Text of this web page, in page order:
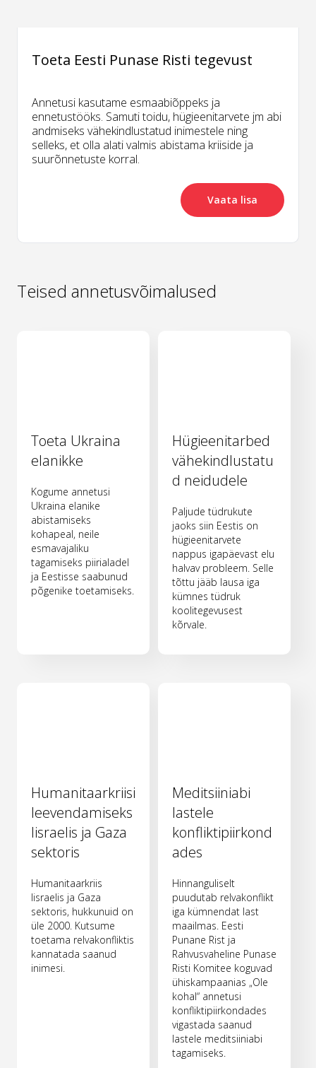
Toeta Eesti Punase Risti tegevust
Annetusi kasutame esmaabiõppeks ja
ennetustööks. Samuti toidu, hügieenitarvete jm abi
andmiseks vähekindlustatud inimestele ning
selleks, et olla alati valmis abistama kriiside ja
suurõnnetuste korral.
Vaata lisa
Teised annetusvõimalused
Toeta Ukraina
elanikke
Kogume annetusi
Ukraina elanike
abistamiseks
kohapeal, neile
esmavajaliku
tagamiseks piirialadel
ja Eestisse saabunud
põgenike toetamiseks.
Hügieenitarbed
vähekindlustatu
d neidudele
Paljude tüdrukute
jaoks siin Eestis on
hügieenitarvete
nappus igapäevast elu
halvav probleem. Selle
tõttu jääb lausa iga
kümnes tüdruk
koolitegevusest
kõrvale.
Humanitaarkriisi
leevendamiseks
Iisraelis ja Gaza
sektoris
Humanitaarkriis
Iisraelis ja Gaza
sektoris, hukkunuid on
üle 2000. Kutsume
toetama relvakonfliktis
kannatada saanud
inimesi.
Meditsiiniabi
lastele
konfliktipiirkond
ades
Hinnanguliselt
puudutab relvakonflikt
iga kümnendat last
maailmas. Eesti
Punane Rist ja
Rahvusvaheline Punase
Risti Komitee koguvad
ühiskampaanias „Ole
kohal“ annetusi
konfliktipiirkondades
vigastada saanud
lastele meditsiiniabi
tagamiseks.